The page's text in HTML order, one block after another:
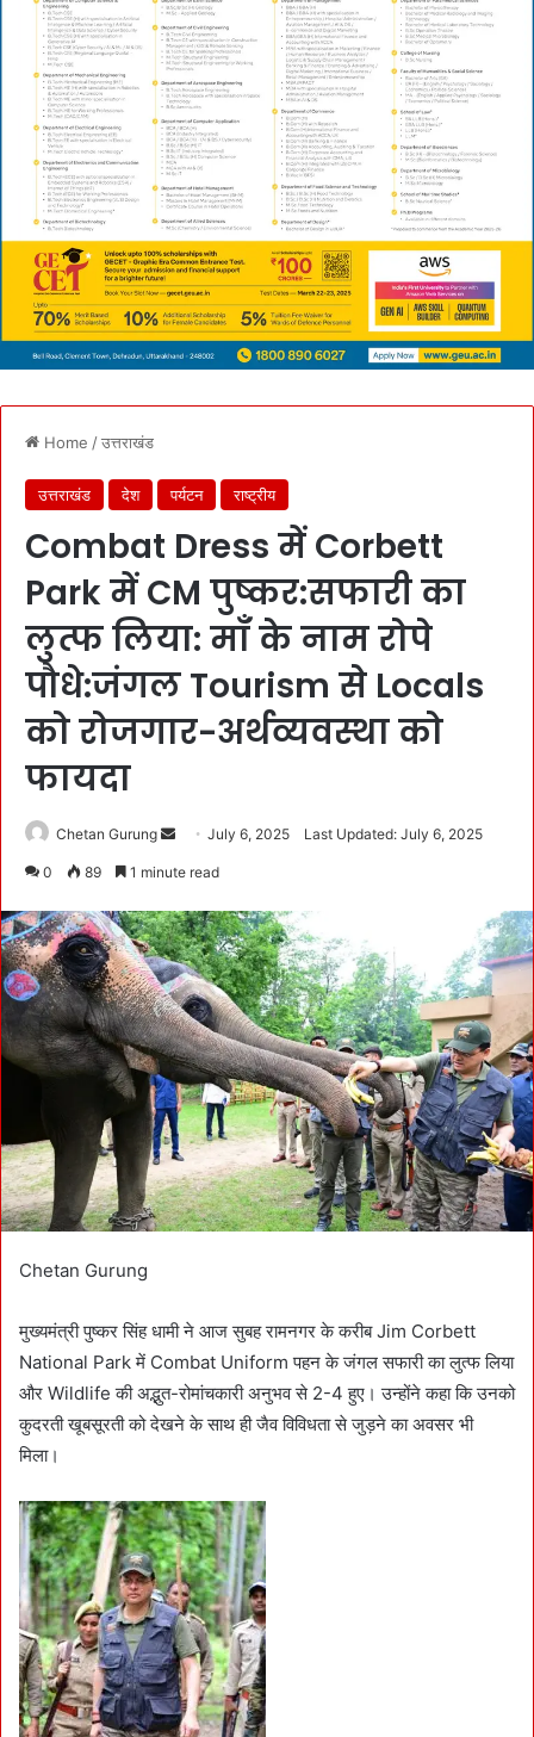
Home /उत्तराखंड
उत्तराखंड देश पर्यटन राष्ट्रीय
Combat Dress में Corbett
Park में CM पुष्कर:सफारी का
लुत्फ लिया: माँ के नाम रोपे
पौधे:जंगल Tourism से Locals
को रोजगार-अर्थव्यवस्था को
फायदा
Chetan Gurung
d
a
n
e
m
a
i
l
July 6, 2025 Last Updated: July 6, 2025
0 89 1 minute read
Chetan Gurung
मुख्यमंत्री पुष्कर सिंह धामी ने आज सुबह रामनगर के करीब Jim Corbett
National Park में Combat Uniform पहन के जंगल सफारी का लुत्फ लिया
और Wildlife की अद्भुत-रोमांचकारी अनुभव से 2-4 हुए। उन्होंने कहा कि उनको
कुदरती खूबसूरती को देखने के साथ ही जैव विविधता से जुड़ने का अवसर भी
मिला।